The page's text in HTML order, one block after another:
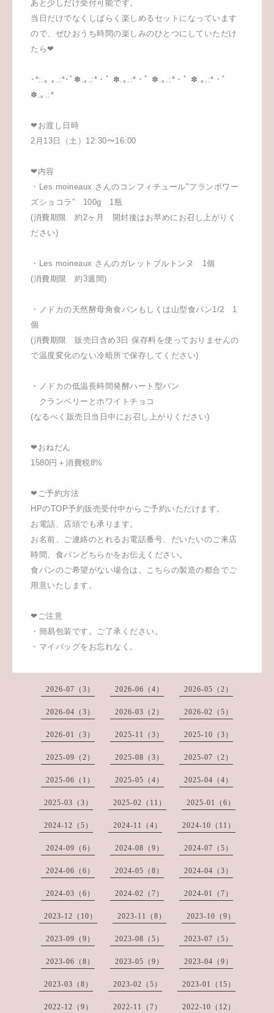
あと少しだけ受付可能です。
当日だけでなくしばらく楽しめるセットになっています
ので、ぜひおうち時間の楽しみのひとつにしていただけ
たら❤︎
･*:.｡ ｡.:*･ﾟ✽.｡.:*・ﾟ ✽.｡.:*・ﾟ ✽.｡.:*・ﾟ ✽.｡.:*・ﾟ
✽.｡.:*
❤︎お渡し日時
2月13日（土）12:30〜16:00
❤︎内容
・Les moineaux さんのコンフィチュール"フランボワー
ズショコラ” 100g 1瓶
(消費期限 約2ヶ月 開封後はお早めにお召し上がりく
ださい)
・Les moineaux さんのガレットブルトンヌ 1個
(消費期限 約3週間)
・ノドカの天然酵母角食パンもしくは山型食パン1/2 1
個
(消費期限 販売日含め3日 保存料を使っておりませんの
で温度変化のない冷暗所で保存してください)
・ノドカの低温長時間発酵ハート型パン
クランベリーとホワイトチョコ
(なるべく販売日当日中にお召し上がりください)
❤︎おねだん
1580円＋消費税8%
❤︎ご予約方法
HPのTOP予約販売受付中からご予約いただけます。
お電話、店頭でも承ります。
お名前、ご連絡のとれるお電話番号、だいたいのご来店
時間、食パンどちらかをお伝えください。
食パンのご希望がない場合は、こちらの製造の都合でご
用意いたします。
❤︎ご注意
・簡易包装です。ご了承ください。
・マイバッグをお忘れなく。
2026-07（3） 2026-06（4） 2026-05（2）
2026-04（3） 2026-03（2） 2026-02（5）
2026-01（3） 2025-11（3） 2025-10（3）
2025-09（2） 2025-08（3） 2025-07（2）
2025-06（1） 2025-05（4） 2025-04（4）
2025-03（3） 2025-02（11） 2025-01（6）
2024-12（5） 2024-11（4） 2024-10（11）
2024-09（6） 2024-08（9） 2024-07（5）
2024-06（6） 2024-05（8） 2024-04（3）
2024-03（6） 2024-02（7） 2024-01（7）
2023-12（10） 2023-11（8） 2023-10（9）
2023-09（9） 2023-08（5） 2023-07（5）
2023-06（8） 2023-05（9） 2023-04（9）
2023-03（8） 2023-02（5） 2023-01（15）
2022-12（9） 2022-11（7） 2022-10（12）